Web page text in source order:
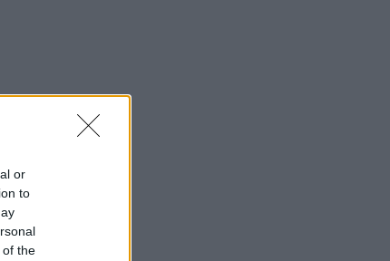
or
to
of the